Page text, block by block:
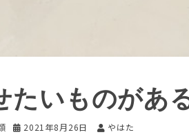
たいものがあ
2021年8月26日 やはた